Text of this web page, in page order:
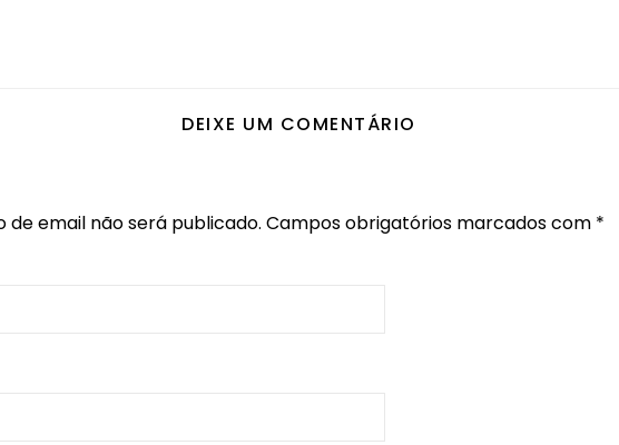
DEIXE UM COMENTÁRIO
de email não será publicado. Campos obrigatórios marcados com *